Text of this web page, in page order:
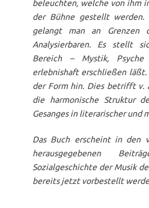
beleuchten, welche von ihm
der Bühne gestellt werden.
gelangt man an Grenzen
Analysierbaren. Es stellt
Bereich – Mystik,
erlebnishaft erschließen
der Form hin. Dies betrifft v.
die harmonische Struktur
Gesanges in literarischer und
Das Buch erscheint in den
herausgegebenen
Sozialgeschichte der Musik
bereits jetzt vorbestellt